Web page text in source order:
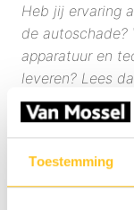
Toestemming
Heb jij ervaring
de autoschade?
apparatuur en
leveren? Lees
Als plaatwerker